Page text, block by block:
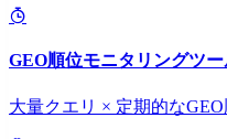
GEO順位モニタリングツー
大量クエリ × 定期的な